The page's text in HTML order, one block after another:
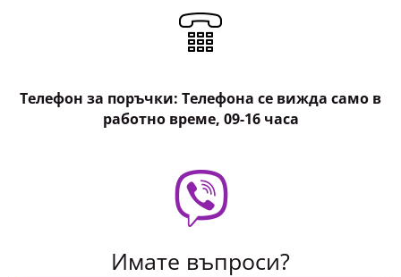
Серията Power е дамски бързосъхнещ клин с
висока талия. Искате л..
-20%
Телефон за поръчки: Телефона се вижда само в
работно време, 09-16 часа
Имате въпроси?